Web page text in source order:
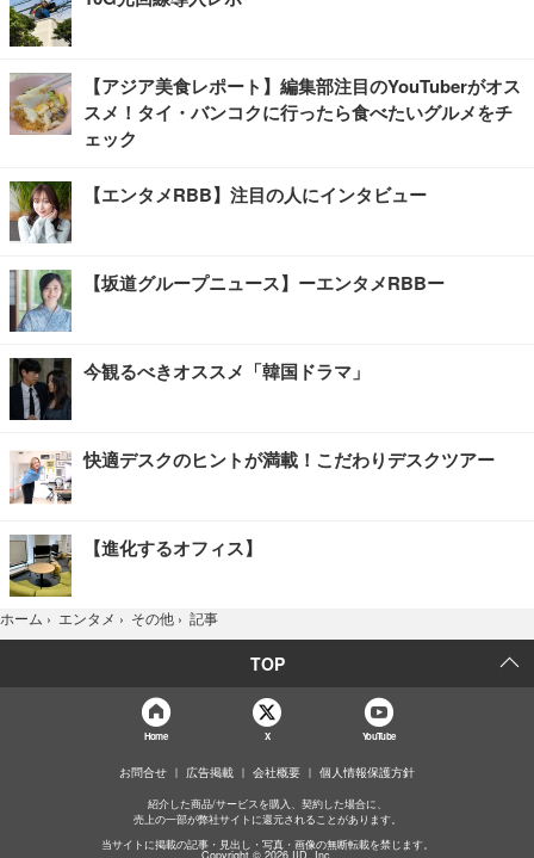
【アジア美食レポート】編集部注目のYouTuberがオス
スメ！タイ・バンコクに行ったら食べたいグルメをチ
ェック
【エンタメRBB】注目の人にインタビュー
【坂道グループニュース】ーエンタメRBBー
今観るべきオススメ「韓国ドラマ」
快適デスクのヒントが満載！こだわりデスクツアー
【進化するオフィス】
ホーム › エンタメ › その他 › 記事
TOP
Home X YouTube
お問合せ 広告掲載 会社概要 個人情報保護方針
紹介した商品/サービスを購入、契約した場合に、
売上の一部が弊社サイトに還元されることがあります。
当サイトに掲載の記事・見出し・写真・画像の無断転載を禁じます。
Copyright © 2026 IID, Inc.